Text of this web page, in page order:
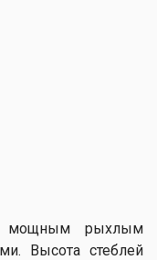
мощным рыхлым
Высота стеблей